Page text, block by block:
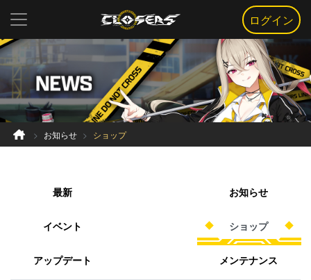
ログイン
お知らせ ショップ
最新 お知らせ
イベント ショップ
アップデート メンテナンス